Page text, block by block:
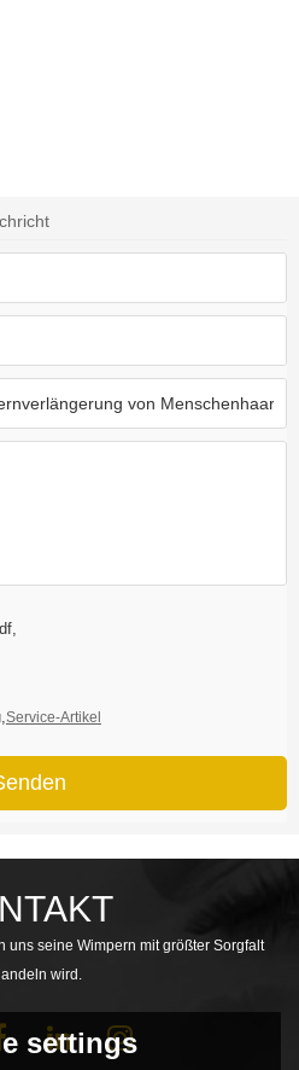
Service-Artikel
uns seine Wimpern mit größter Sorgfalt
wird.
settings